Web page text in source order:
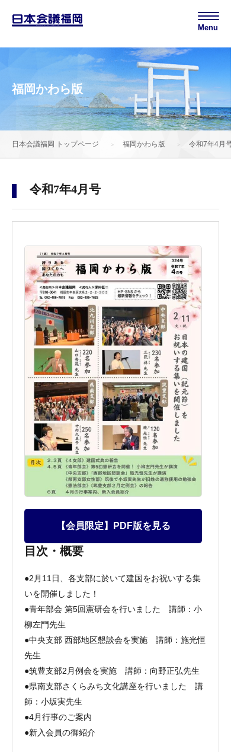
Menu
福岡かわら版
日本会議福岡 トップページ 福岡かわら版 令和7年4月号
令和7年4月号
目次・概要
●2月11日、各支部に於いて建国をお祝いする集
いを開催しました！
●青年部会 第5回憲研会を行いました 講師：小
柳左門先生
●中央支部 西部地区懇談会を実施 講師：施光恒
先生
●筑豊支部2月例会を実施 講師：向野正弘先生
●県南支部さくらみち文化講座を行いました 講
師：小坂実先生
●4月行事のご案内
●新入会員の御紹介
【会員限定】PDF版を見る